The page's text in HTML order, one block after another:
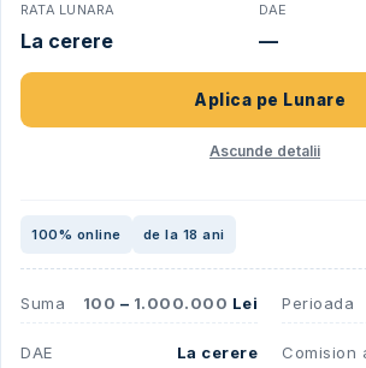
RATA LUNARA
La cerere
DAE
—
Aplica pe Lunare
Ascunde detalii
100% online de la 18 ani
Suma 100 – 1.000.000 Lei Perioada
DAE La cerere Comision